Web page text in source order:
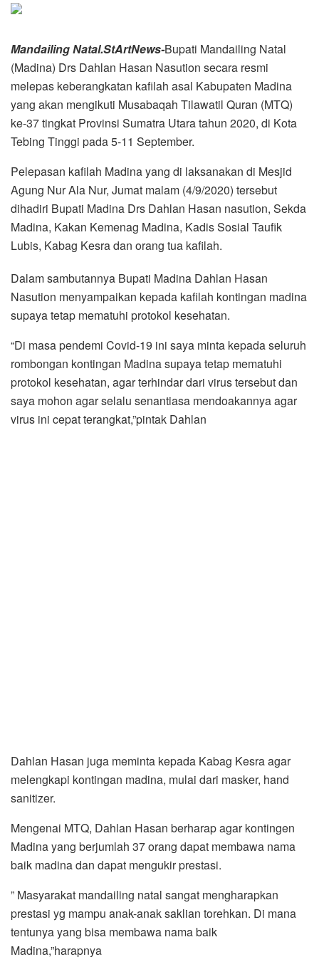
Mandailing Natal.StArtNews-Bupati Mandailing Natal
(Madina) Drs Dahlan Hasan Nasution secara resmi
melepas keberangkatan kafilah asal Kabupaten Madina
yang akan mengikuti Musabaqah Tilawatil Quran (MTQ)
ke-37 tingkat Provinsi Sumatra Utara tahun 2020, di Kota
Tebing Tinggi pada 5-11 September.
Pelepasan kafilah Madina yang di laksanakan di Mesjid
Agung Nur Ala Nur, Jumat malam (4/9/2020) tersebut
dihadiri Bupati Madina Drs Dahlan Hasan nasution, Sekda
Madina, Kakan Kemenag Madina, Kadis Sosial Taufik
Lubis, Kabag Kesra dan orang tua kafilah.
Dalam sambutannya Bupati Madina Dahlan Hasan
Nasution menyampaikan kepada kafilah kontingan madina
supaya tetap mematuhi protokol kesehatan.
“Di masa pendemi Covid-19 ini saya minta kepada seluruh
rombongan kontingan Madina supaya tetap mematuhi
protokol kesehatan, agar terhindar dari virus tersebut dan
saya mohon agar selalu senantiasa mendoakannya agar
virus ini cepat terangkat,”pintak Dahlan
Dahlan Hasan juga meminta kepada Kabag Kesra agar
melengkapi kontingan madina, mulai dari masker, hand
sanitizer.
Mengenai MTQ, Dahlan Hasan berharap agar kontingen
Madina yang berjumlah 37 orang dapat membawa nama
baik madina dan dapat mengukir prestasi.
” Masyarakat mandailing natal sangat mengharapkan
prestasi yg mampu anak-anak saklian torehkan. Di mana
tentunya yang bisa membawa nama baik
Madina,”harapnya